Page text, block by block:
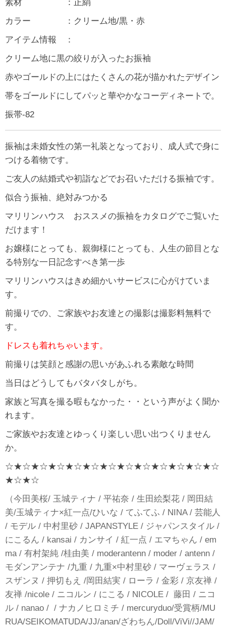
素材 ：正絹
カラー ：クリーム地/黒・赤
アイテム情報 ：
クリーム地に黒の絞りが入ったお振袖
赤やゴールドの上にはたくさんの花が描かれたデザイン
帯をゴールドにしてパッと華やかなコーディネートで。
振帯-82
振袖は未婚女性の第一礼装となっており、成人式で身に
つける着物です。
ご友人の結婚式や初詣などでお召いただける振袖です。
似合う振袖、絶対みつかる
マリリンハウス おススメの振袖をカタログでご覧いた
だけます！
お嬢様にとっても、親御様にとっても、人生の節目とな
る特別な一日記念すべき第一歩
マリリンハウスはきめ細かいサービスに心がけていま
す。
前撮りでの、ご家族やお友達との撮影は撮影料無料で
す。
ドレスも着れちゃいます。
前撮りは笑顔と感謝の思いがあふれる素敵な時間
当日はどうしてもバタバタしがち。
家族と写真を撮る暇もなかった・・という声がよく聞か
れます。
ご家族やお友達とゆっくり楽しい思い出つくりません
か。
☆★☆★☆★☆★☆★☆★☆★☆★☆★☆★☆★☆★☆
★☆★☆
（今田美桜/ 玉城ティナ / 平祐奈 / 生田絵梨花 / 岡田結
美/玉城ティナ×紅一点/ひいな / てふてふ / NINA / 芸能人
/ モデル / 中村里砂 / JAPANSTYLE / ジャパンスタイル /
にこるん / kansai / カンサイ / 紅一点 / エマちゃん / em
ma / 有村架純 /桂由美 / moderantenn / moder / antenn /
モダンアンテナ /九重 / 九重×中村里砂 / マーヴェラス /
スザンヌ / 押切もえ /岡田結実 / ローラ / 金彩 / 京友禅 /
友禅 /nicole / ニコルン / にこる / NICOLE / 藤田 / ニコ
ル / nanao / / ナカノヒロミチ / mercuryduo/受賞柄/MU
RUA/SEIKOMATUDA/JJ/anan/ざわちん/Doll/ViVi//JAM/